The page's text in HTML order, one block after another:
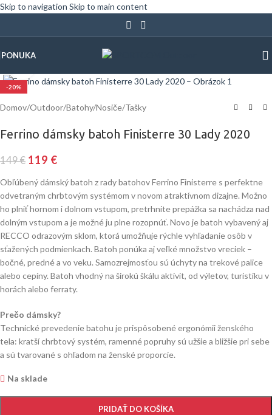
Skip to navigation Skip to main content
PONUKA
-20%
Domov/Outdoor/Batohy/Nosiče/Tašky
Ferrino dámsky batoh Finisterre 30 Lady 2020
149€ 119 €
Obľúbený dámský batoh z rady batohov Ferrino Finisterre s perfektne
odvetraným chrbtovým systémom v novom atraktívnom dizajne. Možno
ho plniť hornom i dolnom vstupom, pretrhnite prepážka sa nachádza nad
dolným vstupom a je možné ju plne rozopnúť. Novo je batoh vybavený aj
RECCO odrazovým sklom, ktorá umožňuje rýchle vyhľadanie osôb v
sťažených podmienkach. Batoh ponúka aj veľké množstvo vreciek –
bočné, predné a vo veku. Samozrejmosťou sú úchyty na trekové palice
alebo cepíny. Batoh vhodný na širokú škálu aktivít, od výletov, turistiku v
horách alebo ferraty.
Prečo dámsky?
Technické prevedenie batohu je prispôsobené ergonómii ženského
tela: kratší chrbtový systém, ramenné popruhy sú užšie a bližšie pri sebe
a sú tvarované s ohľadom na ženské proporcie.
Na sklade
PRIDAŤ DO KOŠÍKA